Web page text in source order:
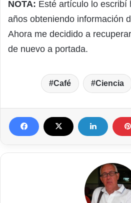
NOTA: Esté artículo lo escribí
años obteniendo información
Ahora me decidido a
de nuevo a portada.
Café Ciencia